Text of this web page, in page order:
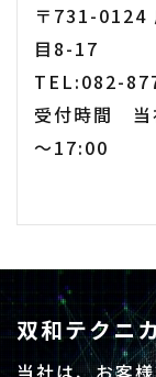
〒731-0124
目8-17
TEL:082-
受付時間 当
～17:00
双和テクニ
当社は、お客